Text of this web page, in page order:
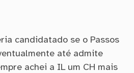
candidatado se o Passos
até admite
achei a IL um CH mais